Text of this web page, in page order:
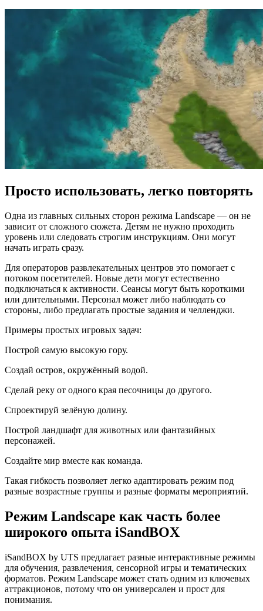
Просто использовать, легко повторять
Одна из главных сильных сторон режима Landscape — он не
зависит от сложного сюжета. Детям не нужно проходить
уровень или следовать строгим инструкциям. Они могут
начать играть сразу.
Для операторов развлекательных центров это помогает с
потоком посетителей. Новые дети могут естественно
подключаться к активности. Сеансы могут быть короткими
или длительными. Персонал может либо наблюдать со
стороны, либо предлагать простые задания и челленджи.
Примеры простых игровых задач:
Построй самую высокую гору.
Создай остров, окружённый водой.
Сделай реку от одного края песочницы до другого.
Спроектируй зелёную долину.
Построй ландшафт для животных или фантазийных
персонажей.
Создайте мир вместе как команда.
Такая гибкость позволяет легко адаптировать режим под
разные возрастные группы и разные форматы мероприятий.
Режим Landscape как часть более
широкого опыта iSandBOX
iSandBOX by UTS предлагает разные интерактивные режимы
для обучения, развлечения, сенсорной игры и тематических
форматов. Режим Landscape может стать одним из ключевых
аттракционов, потому что он универсален и прост для
понимания.